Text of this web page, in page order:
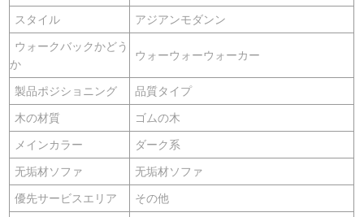
スタイル アジアンモダンン
ウォークバックかどう
か
ウォーウォーウォーカー
製品ポジショニング 品質タイプ
木の材質 ゴムの木
メインカラー ダーク系
无垢材ソファ 无垢材ソファ
優先サービスエリア その他